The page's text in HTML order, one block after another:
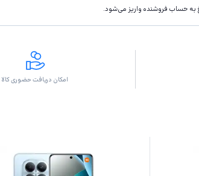
به حساب فروشنده واريز مى‌شود.
امکان دریافت حضوری کالا